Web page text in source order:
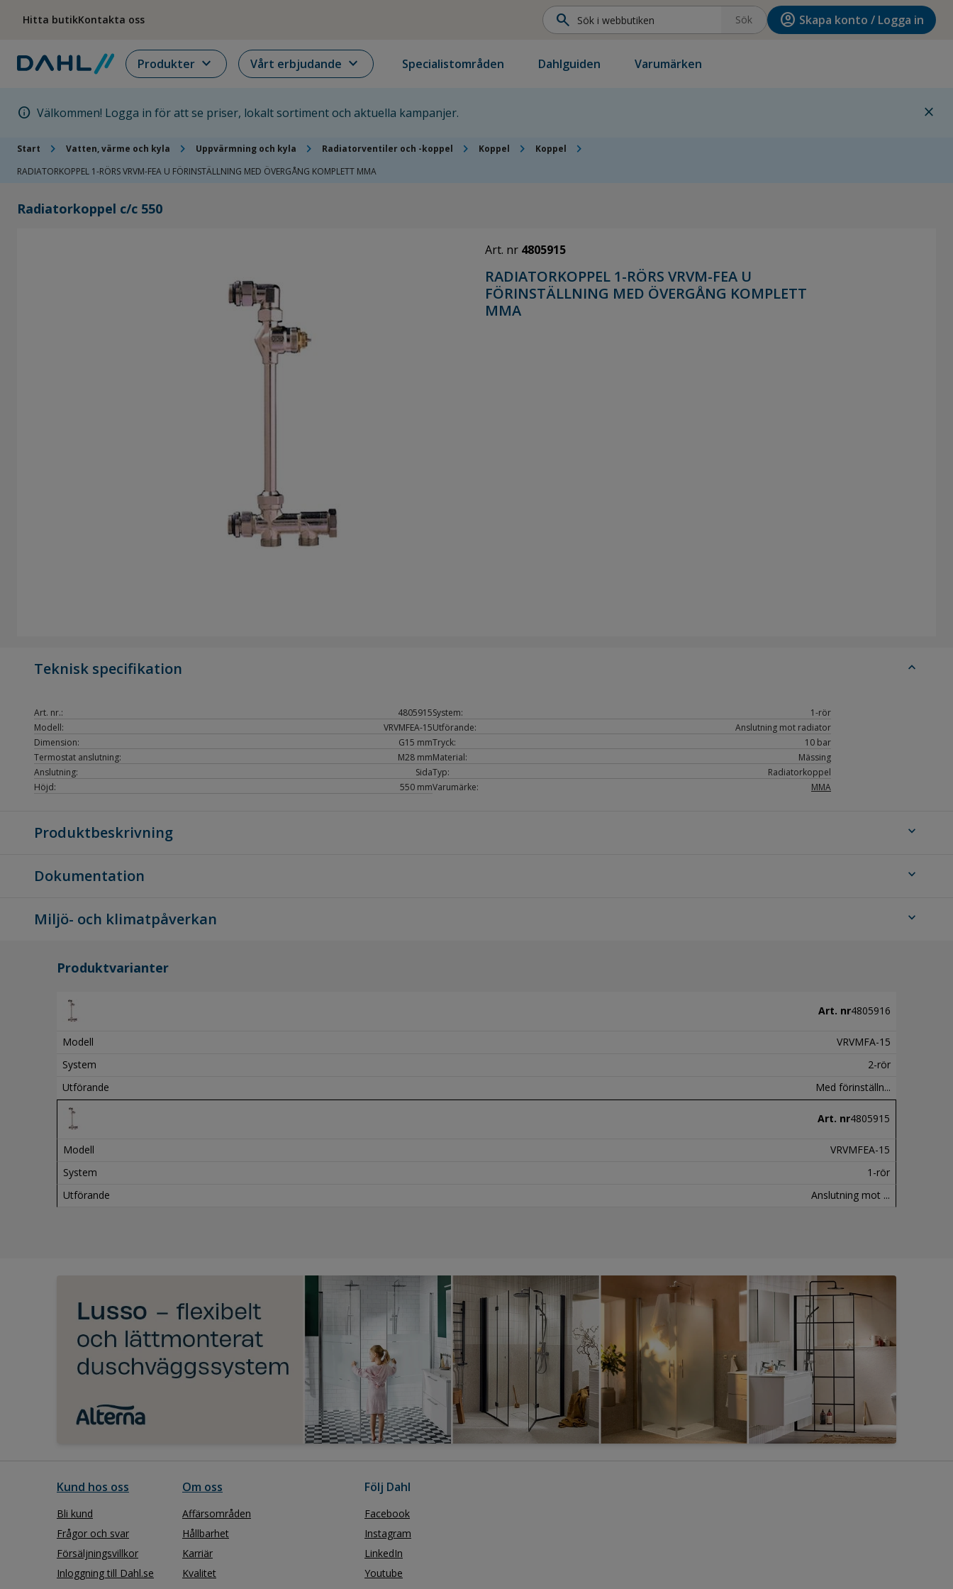
Hitta butikKontakta oss search Sök account_circle Skapa konto / Logga in
Produkter expand_more Vårt erbjudande expand_more Specialistområden Dahlguiden Varumärken
info Välkommen! Logga in för att se priser, lokalt sortiment och aktuella kampanjer. close
Start chevron_right Vatten, värme och kyla chevron_right Uppvärmning och kyla chevron_right Radiatorventiler och -koppel chevron_right Koppel chevron_right Koppel chevron_right
RADIATORKOPPEL 1-RÖRS VRVM-FEA U FÖRINSTÄLLNING MED ÖVERGÅNG KOMPLETT MMA
Radiatorkoppel c/c 550
Art. nr 4805915
RADIATORKOPPEL 1-RÖRS VRVM-FEA U
FÖRINSTÄLLNING MED ÖVERGÅNG KOMPLETT
MMA
Teknisk specifikation expand_less
Art. nr.:
4805915
Modell:
VRVMFEA-15
Dimension:
G15 mm
Termostat anslutning:
M28 mm
Anslutning:
Sida
Höjd:
550 mm
System:
1-rör
Utförande:
Anslutning mot radiator
Tryck:
10 bar
Material:
Mässing
Typ:
Radiatorkoppel
Varumärke:
MMA
Produktbeskrivning expand_more
Dokumentation expand_more
Miljö- och klimatpåverkan expand_more
Produktvarianter
Art. nr4805916
Modell
VRVMFA-15
System
2-rör
Utförande
Med förinställn...
Art. nr4805915
Modell
VRVMFEA-15
System
1-rör
Utförande
Anslutning mot ...
Kund hos oss
Bli kund
Frågor och svar
Försäljningsvillkor
Inloggning till Dahl.se
Om oss
Affärsområden
Hållbarhet
Karriär
Kvalitet
Följ Dahl
Facebook
Instagram
LinkedIn
Youtube